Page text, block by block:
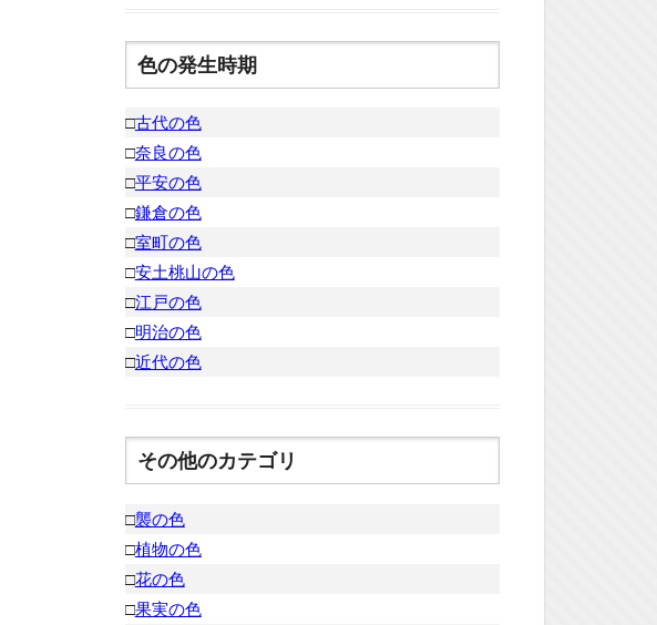
色の発生時期
□古代の色
□奈良の色
□平安の色
□鎌倉の色
□室町の色
□安土桃山の色
□江戸の色
□明治の色
□近代の色
その他のカテゴリ
□襲の色
□植物の色
□花の色
□果実の色